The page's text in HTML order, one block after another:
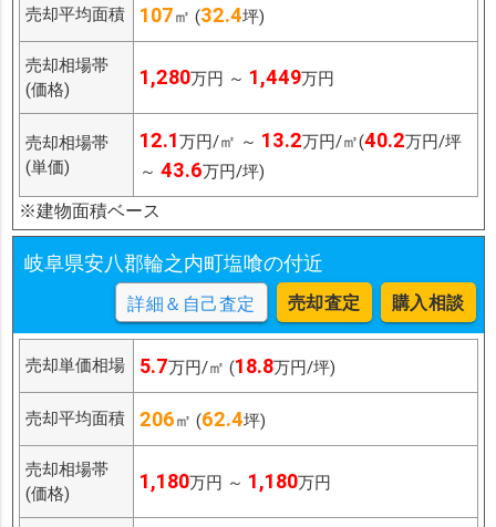
売却平均面積 107㎡ (32.4坪)
売却相場帯
(価格)
1,280万円 ～ 1,449万円
売却相場帯
(単価)
12.1万円/㎡ ～ 13.2万円/㎡(40.2万円/坪
～ 43.6万円/坪)
※建物面積ベース
岐阜県安八郡輪之内町塩喰の付近
詳細＆自己査定 売却査定 購入相談
売却単価相場 5.7万円/㎡ (18.8万円/坪)
売却平均面積 206㎡ (62.4坪)
売却相場帯
(価格)
1,180万円 ～ 1,180万円